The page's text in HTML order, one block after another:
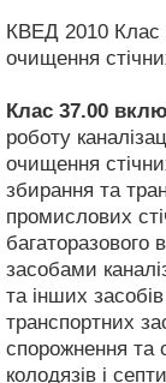
КВЕД 2010 Клас
очищення
Клас 37.00
роботу
очищення
збирання та
промислових
багаторазового
засобами
та інших
транспортних
спорожнення та
колодязів і